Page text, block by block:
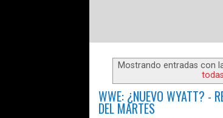
Mostrando entradas con
WWE: ¿NUEVO WYATT? -
DEL MARTES